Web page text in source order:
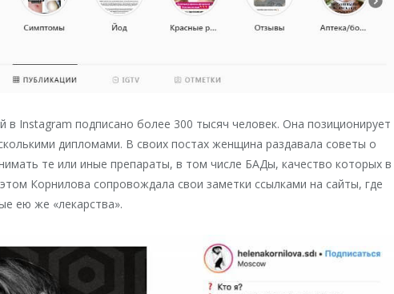
в Instagram подписано более 300 тысяч человек. Она позиционирует
дипломами. В своих постах женщина раздавала советы о
те или иные препараты, в том числе БАДы, качество которых в
Корнилова сопровождала свои заметки ссылками на сайты, где
ею же «лекарства».